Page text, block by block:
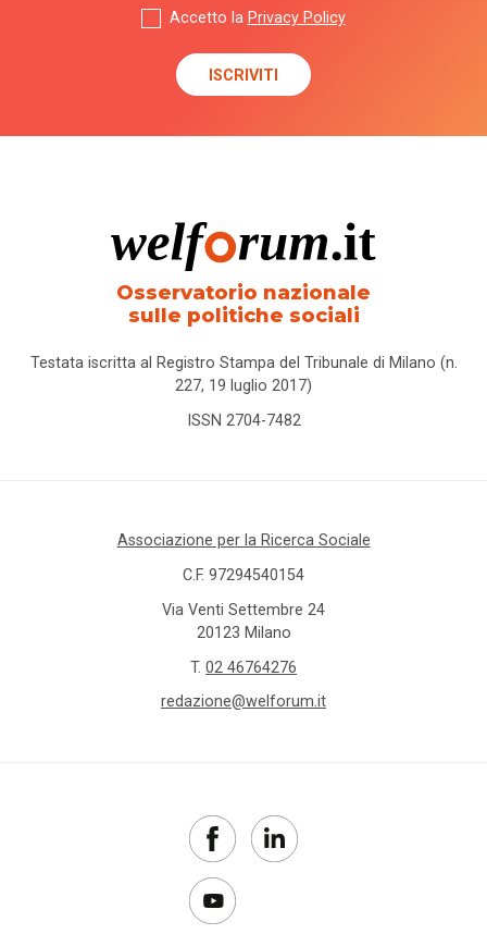
Accetto la Privacy Policy
Osservatorio nazionale
sulle politiche sociali
Testata iscritta al Registro Stampa del Tribunale di Milano (n.
227, 19 luglio 2017)
ISSN 2704-7482
Associazione per la Ricerca Sociale
C.F. 97294540154
Via Venti Settembre 24
20123 Milano
T. 02 46764276
redazione@welforum.it